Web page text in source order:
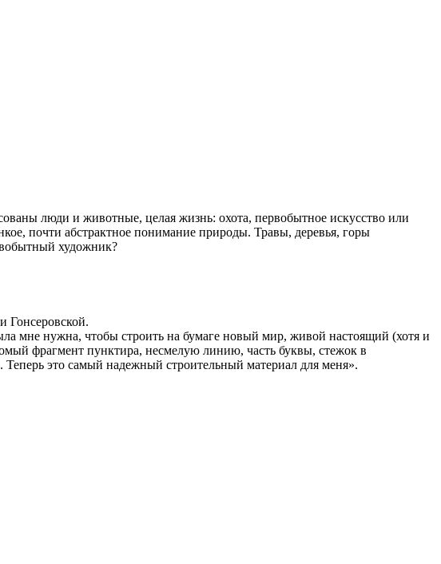
люди и животные, целая жизнь: охота, первобытное искусство или
почти абстрактное понимание природы. Травы, деревья, горы
художник?
Гонсеровской.
мне нужна, чтобы строить на бумаге новый мир, живой настоящий (хотя и
фрагмент пунктира, несмелую линию, часть буквы, стежок в
это самый надежный строительный материал для меня».